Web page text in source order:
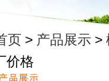
页 > 产品展示 >
价格